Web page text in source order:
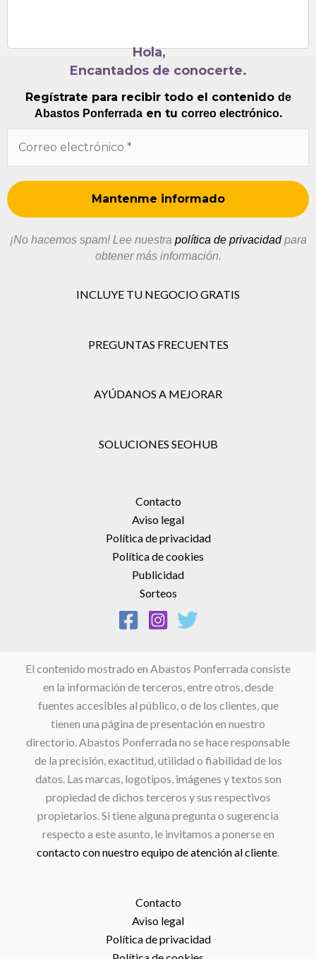
Hola,
Encantados de conocerte.
Regístrate para recibir todo el contenido de
Abastos Ponferradaen tu correo electrónico.
¡No hacemos spam! Lee nuestra política de privacidadpara
obtener más información.
INCLUYE TU NEGOCIO GRATIS
PREGUNTAS FRECUENTES
AYÚDANOS A MEJORAR
SOLUCIONES SEOHUB
Contacto
Aviso legal
Política de privacidad
Política de cookies
Publicidad
Sorteos
El contenido mostrado en Abastos Ponferrada consiste
en la información de terceros, entre otros, desde
fuentes accesibles al público, o de los clientes, que
tienen una página de presentación en nuestro
directorio. Abastos Ponferrada no se hace responsable
de la precisión, exactitud, utilidad o fiabilidad de los
datos. Las marcas, logotipos, imágenes y textos son
propiedad de dichos terceros y sus respectivos
propietarios. Si tiene alguna pregunta o sugerencia
respecto a este asunto, le invitamos a ponerse en
contacto con nuestro equipo de atención al cliente.
Contacto
Aviso legal
Política de privacidad